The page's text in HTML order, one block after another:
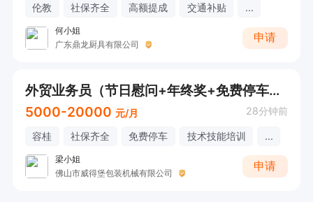
伦教 社保齐全 高额提成 交通补贴 ...
何小姐
广东鼎龙厨具有限公司
申请
外贸业务员（节日慰问+年终奖+免费停车）可接受应届生
5000-20000 元/月 28分钟前
容桂 社保齐全 免费停车 技术技能培训 ...
梁小姐
佛山市威得堡包装机械有限公司
申请